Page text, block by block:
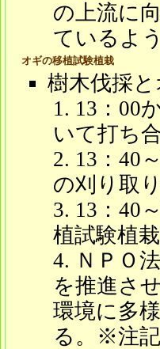
の上流に
ているよ
オギの移植試験植栽
樹木伐採
13：00
いて打ち
13：40
の刈り取
13：40
植試験植
ＮＰＯ
を推進さ
環境に多
る。※注記